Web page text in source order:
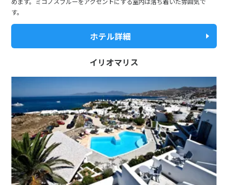
す。
ホテル詳細
イリオマリス